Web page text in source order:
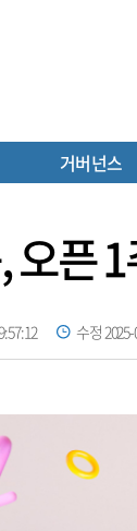
거버넌스
오픈
수정